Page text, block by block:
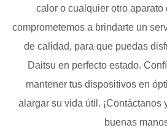
calor o cualquier otro aparato
comprometemos a brindarte un
de calidad, para que puedas
Daitsu en perfecto estado.
mantener tus dispositivos en
alargar su vida útil. ¡Contáctanos
buenas